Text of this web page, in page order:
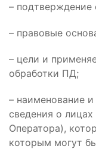
–
– правовые
– цели и
обработки ПД;
– наименование
сведения о
Оператора),
которым могут